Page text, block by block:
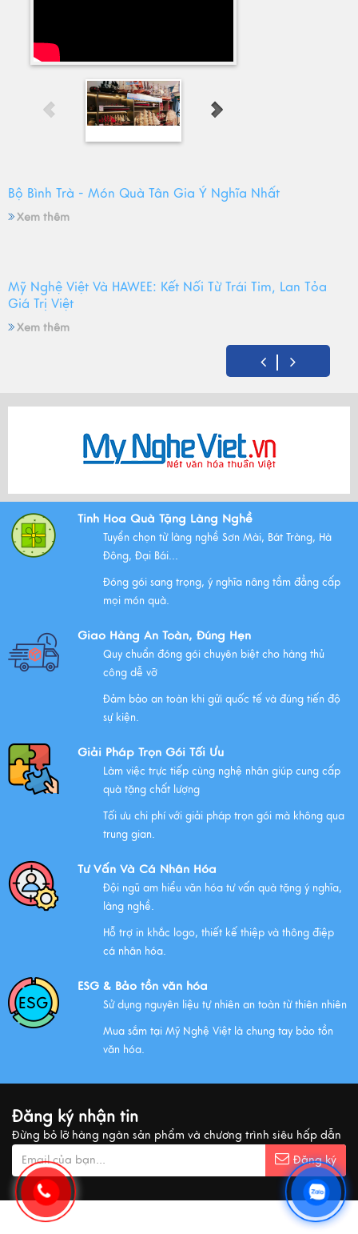
Bộ Bình Trà - Món Quà Tân Gia Ý Nghĩa Nhất
Xem thêm
Mỹ Nghệ Việt Và HAWEE: Kết Nối Từ Trái Tim, Lan Tỏa
Giá Trị Việt
Xem thêm
Bộ Tam Sự Là Gì ? Bộ Tam Sự Có Ý Nghĩa Như Thế Nào
Trong Văn Hóa Thờ Cúng?
Xem thêm
Xem thêm
Chúc mừng chị Nguyễn Thị Nhựt Phượng - giám đốc
Xem thêm
Chính Sách Quyền Riêng Tư Tại Mỹ Nghệ Việt
NHỮNG ĐẶC ĐIỂM CỦA HÀNG THỦ CÔNG MỸ NGHỆ
QUÀ VĂN HÓA VIỆT TẶNG KHÁCH QUỐC TẾ
Xem thêm
Ý nghĩa cảnh vật Tranh sơn mài
Xem thêm
Tinh Hoa Quà Tặng Làng Nghề
Tuyển chọn từ làng nghề Sơn Mài, Bát Tràng, Hà
Đông, Đại Bái...
Đóng gói sang trọng, ý nghĩa nâng tầm đẳng cấp
mọi món quà.
Giao Hàng An Toàn, Đúng Hẹn
Quy chuẩn đóng gói chuyên biệt cho hàng thủ
công dễ vỡ
Đảm bảo an toàn khi gửi quốc tế và đúng tiến độ
sự kiện.
Giải Pháp Trọn Gói Tối Ưu
Làm việc trực tiếp cùng nghệ nhân giúp cung cấp
quà tặng chất lượng
Tối ưu chi phí với giải pháp trọn gói mà không qua
trung gian.
Tư Vấn Và Cá Nhân Hóa
Đội ngũ am hiểu văn hóa tư vấn quà tặng ý nghĩa,
làng nghề.
Hỗ trợ in khắc logo, thiết kế thiệp và thông điệp
cá nhân hóa.
ESG & Bảo tồn văn hóa
Sử dụng nguyên liệu tự nhiên an toàn từ thiên nhiên
Mua sắm tại Mỹ Nghệ Việt là chung tay bảo tồn
văn hóa.
Đăng ký nhận tin
Đừng bỏ lỡ hàng ngàn sản phẩm và chương trình siêu hấp dẫn
Đăng ký